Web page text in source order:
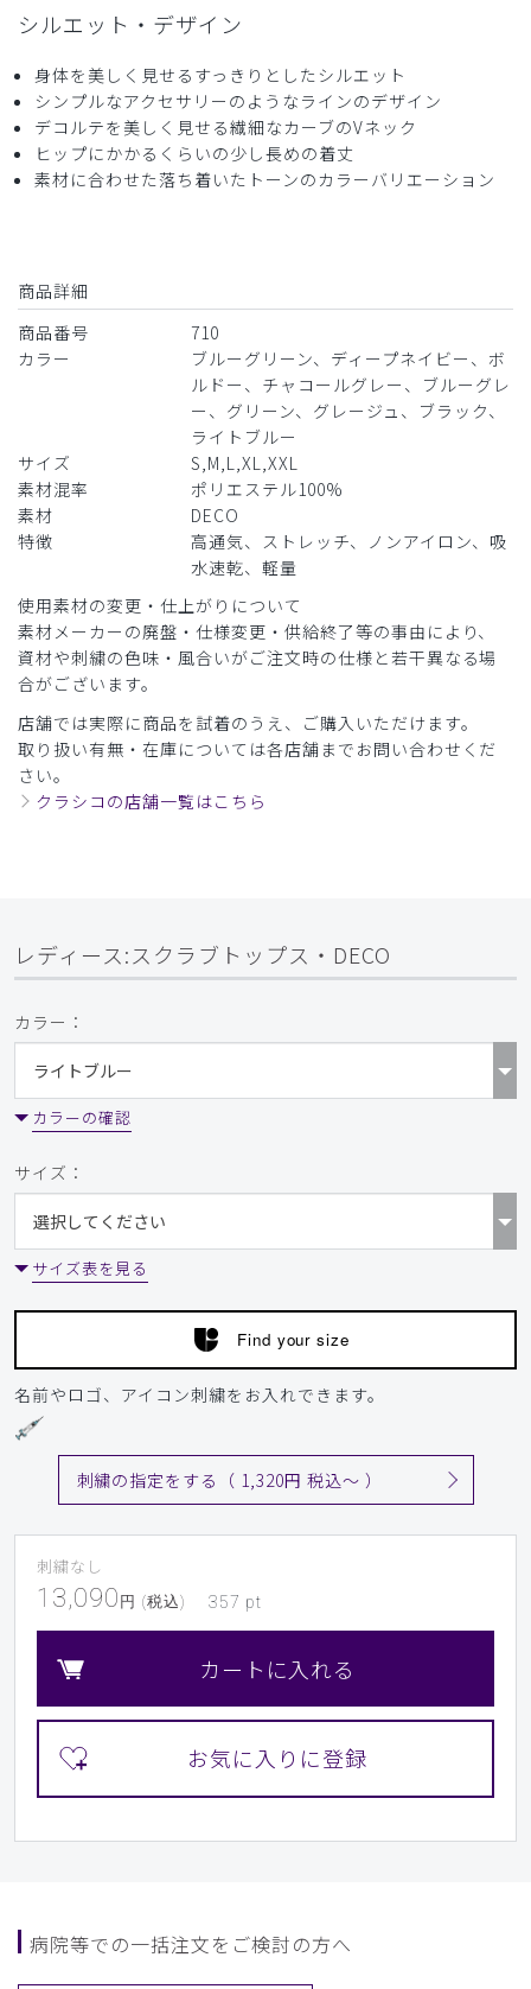
同シリーズ2着目の購入でした。トップスは良かったが、ボ
トムスのサイズが一着目と同じにしたのにも関わらず結構き
つかったです。
商品：710レディース:スクラブトップス・DECO/グレ
ージュ/S
役に立った 0
ご購入者様
購入確認済み
151-155cm
大きめ
よく伸びる
厚さ
留ボタンが取れました
DECOは一番古いもので6年前に購入し、毎回勤務先で委託
しているクリーニングで洗濯していますが、ほつれ程度で問
題なく着用しています。6ヶ月前に購入した色がとてもよか
ったのとセールになっていたので同じものを購入。届く前日
に6ヶ月前に購入していたものの留ボタンが留まったまま生
地から抜け出ていました。セールになったのはそういう問題
だったかもしれませんが、がっかりです。
商品：710レディース:スクラブトップス・DECO/ダー
クブラウン/S
役に立った 0
おこ様
購入確認済み
ストレッチ感
厚さ
とても薄い
残念です
商品：710レディース:スクラブトップス・DECO/ダー
クブラウン/S
役に立った
ご購入者様
30代 身長: 161-165cm
クラシコのユニフォームをいくつか購入していますが。パッ
クスクラブのサイズ感で、この商品をオーダーしましたが、
やや小さく、刺繍入れていますので交換もできず失敗でし
た。
ものは着心地も良くて気に入っています。
ラル/M
役に立った 1
シルエット・デザイン
身体を美しく見せるすっきりとしたシルエット
シンプルなアクセサリーのようなラインのデザイン
デコルテを美しく見せる繊細なカーブのVネック
ヒップにかかるくらいの少し長めの着丈
素材に合わせた落ち着いたトーンのカラーバリエーション
商品詳細
商品番号
710
カラー
ブルーグリーン、ディープネイビー、ボ
ルドー、チャコールグレー、ブルーグレ
ー、グリーン、グレージュ、ブラック、
ライトブルー
サイズ
S,M,L,XL,XXL
素材混率
ポリエステル100%
素材
DECO
特徴
高通気、ストレッチ、ノンアイロン、吸
水速乾、軽量
使用素材の変更・仕上がりについて
素材メーカーの廃盤・仕様変更・供給終了等の事由により、
資材や刺繍の色味・風合いがご注文時の仕様と若干異なる場
合がございます。
店舗では実際に商品を試着のうえ、ご購入いただけます。
取り扱い有無・在庫については各店舗までお問い合わせくだ
さい。
クラシコの店舗一覧はこちら
レディース:スクラブトップス・DECO
カラー：
カラーの確認
サイズ：
サイズ表を見る
Find your size
名前やロゴ、アイコン刺繍をお入れできます。
刺繍の指定をする（ 1,320円 税込〜 ）
刺繍なし
13,090 円 (税込) 357 pt
カートに入れる
病院等での一括注文をご検討の方へ